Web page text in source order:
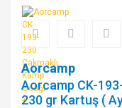
Aorcamp
Aorcamp CK-
230 gr Kartuş (